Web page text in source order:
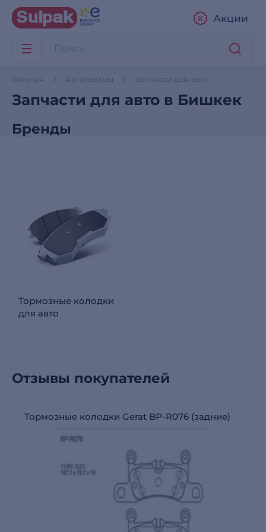
Акции
Главная Автотовары Запчасти для авто
Запчасти для авто в Бишкек
Бренды
Тормозные колодки
для авто
Отзывы покупателей
Тормозные колодки Gerat BP-R076 (задние)